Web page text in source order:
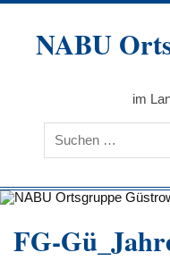
Zum
springenNABU
im
FG-